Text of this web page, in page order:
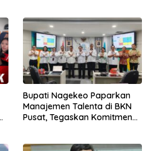
Bupati Nagekeo Paparkan
Manajemen Talenta di BKN
Pusat, Tegaskan Komitmen